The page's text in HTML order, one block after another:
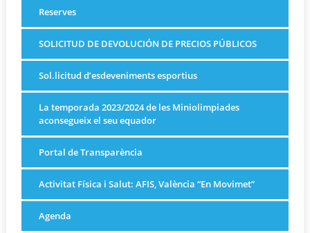
Reserves
SOLICITUD DE DEVOLUCIÓN DE PRECIOS PÚBLICOS
Sol.licitud d’esdeveniments esportius
La temporada 2023/2024 de les Miniolimpiades
aconsegueix el seu equador
Portal de Transparència
Activitat Física i Salut: AFIS, València “En Movimet”
Agenda